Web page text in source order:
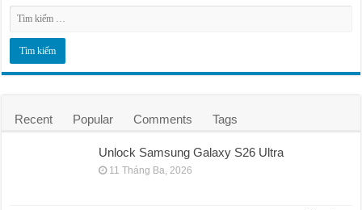
Recent Popular Comments Tags
Unlock Samsung Galaxy S26 Ultra
11 Tháng Ba, 2026